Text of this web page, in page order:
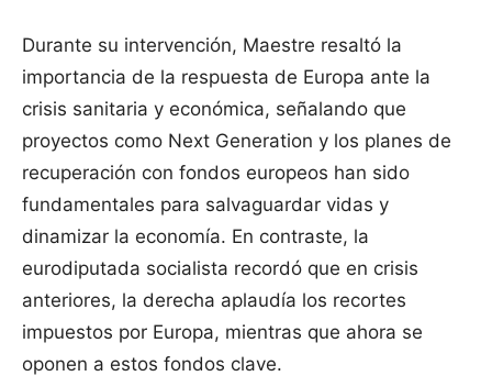
Durante su intervención, Maestre resaltó la
importancia de la respuesta de Europa ante la
crisis sanitaria y económica, señalando que
proyectos como Next Generation y los planes de
recuperación con fondos europeos han sido
fundamentales para salvaguardar vidas y
dinamizar la economía. En contraste, la
eurodiputada socialista recordó que en crisis
anteriores, la derecha aplaudía los recortes
impuestos por Europa, mientras que ahora se
oponen a estos fondos clave.